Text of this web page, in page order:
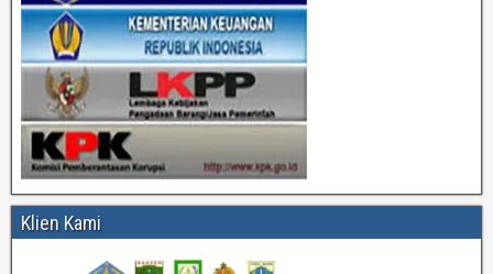
Klien Kami